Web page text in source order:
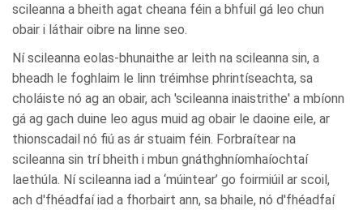
scileanna a bheith agat cheana féin a bhfuil gá leo chun
obair i láthair oibre na linne seo.
Ní scileanna eolas-bhunaithe ar leith na scileanna sin, a
bheadh le foghlaim le linn tréimhse phrintíseachta, sa
choláiste nó ag an obair, ach 'scileanna inaistrithe' a mbíonn
gá ag gach duine leo agus muid ag obair le daoine eile, ar
thionscadail nó fiú as ár stuaim féin. Forbraítear na
scileanna sin trí bheith i mbun gnáthghníomhaíochtaí
laethúla. Ní scileanna iad a ‘múintear’ go foirmiúil ar scoil,
ach d'fhéadfaí iad a fhorbairt ann, sa bhaile, nó d'fhéadfaí